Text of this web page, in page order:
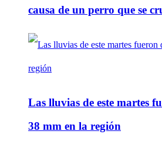
causa de un perro que se
Las lluvias de este martes
38 mm en la región